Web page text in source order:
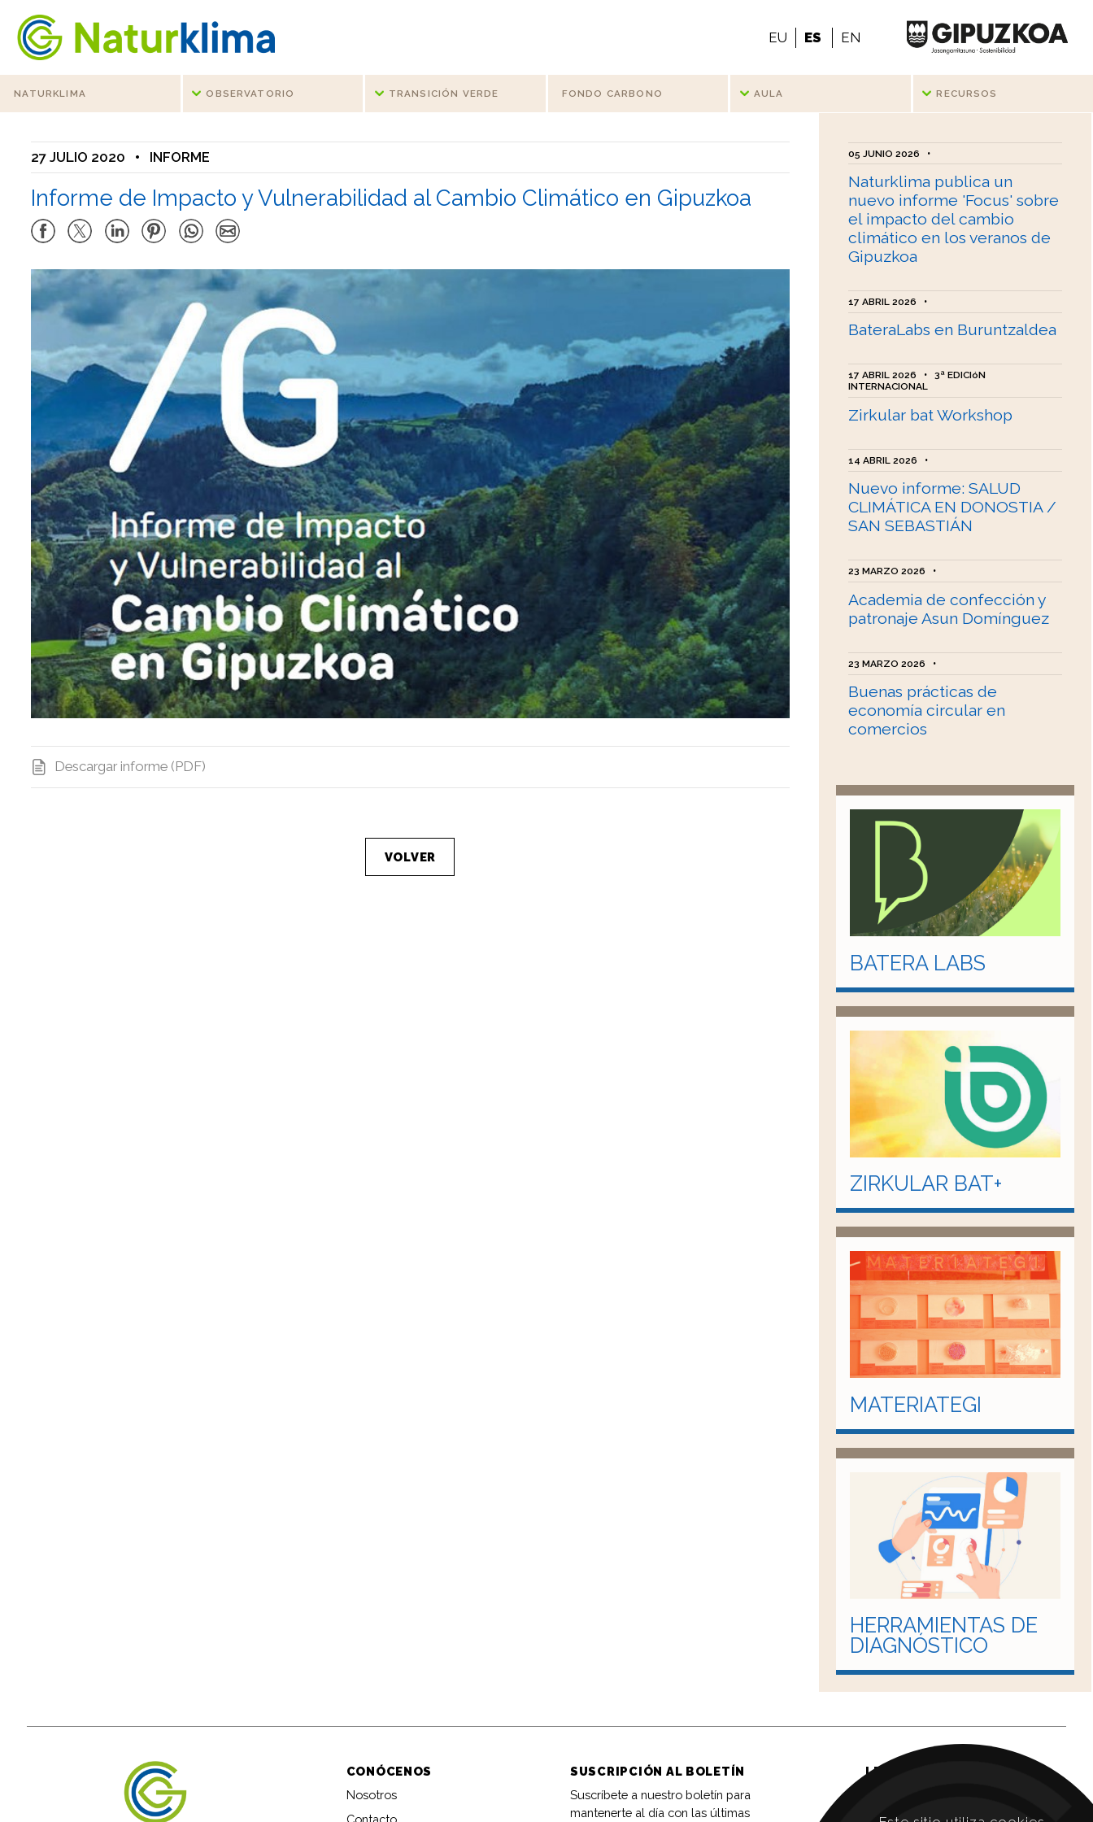
Ir al índice principal de contenidos
Ir a los contenidos
EU ES EN
NATURKLIMA OBSERVATORIO TRANSICIÓN VERDE FONDO CARBONO AULA RECURSOS
27 JULIO 2020 • INFORME
Informe de Impacto y Vulnerabilidad al Cambio Climático en Gipuzkoa
Descargar informe (PDF)
VOLVER
05 JUNIO 2026 •
Naturklima publica un
nuevo informe 'Focus' sobre
el impacto del cambio
climático en los veranos de
Gipuzkoa
17 ABRIL 2026 •
BateraLabs en Buruntzaldea
17 ABRIL 2026 • 3ª EDICIóN
INTERNACIONAL
Zirkular bat Workshop
14 ABRIL 2026 •
Nuevo informe: SALUD
CLIMÁTICA EN DONOSTIA /
SAN SEBASTIÁN
23 MARZO 2026 •
Academia de confección y
patronaje Asun Domínguez
23 MARZO 2026 •
Buenas prácticas de
economía circular en
comercios
BATERA LABS
ZIRKULAR BAT+
MATERIATEGI
HERRAMIENTAS DE
DIAGNÓSTICO
CONÓCENOS
Nosotros
Contacto
SUSCRIPCIÓN AL BOLETÍN
Suscríbete a nuestro boletín para
mantenerte al día con las últimas
LEGAL
Política de privacidad